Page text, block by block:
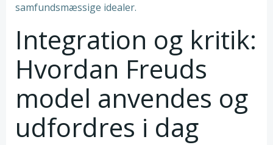
samfundsmæssige idealer.
Integration og kritik:
Hvordan Freuds
model anvendes og
udfordres i dag